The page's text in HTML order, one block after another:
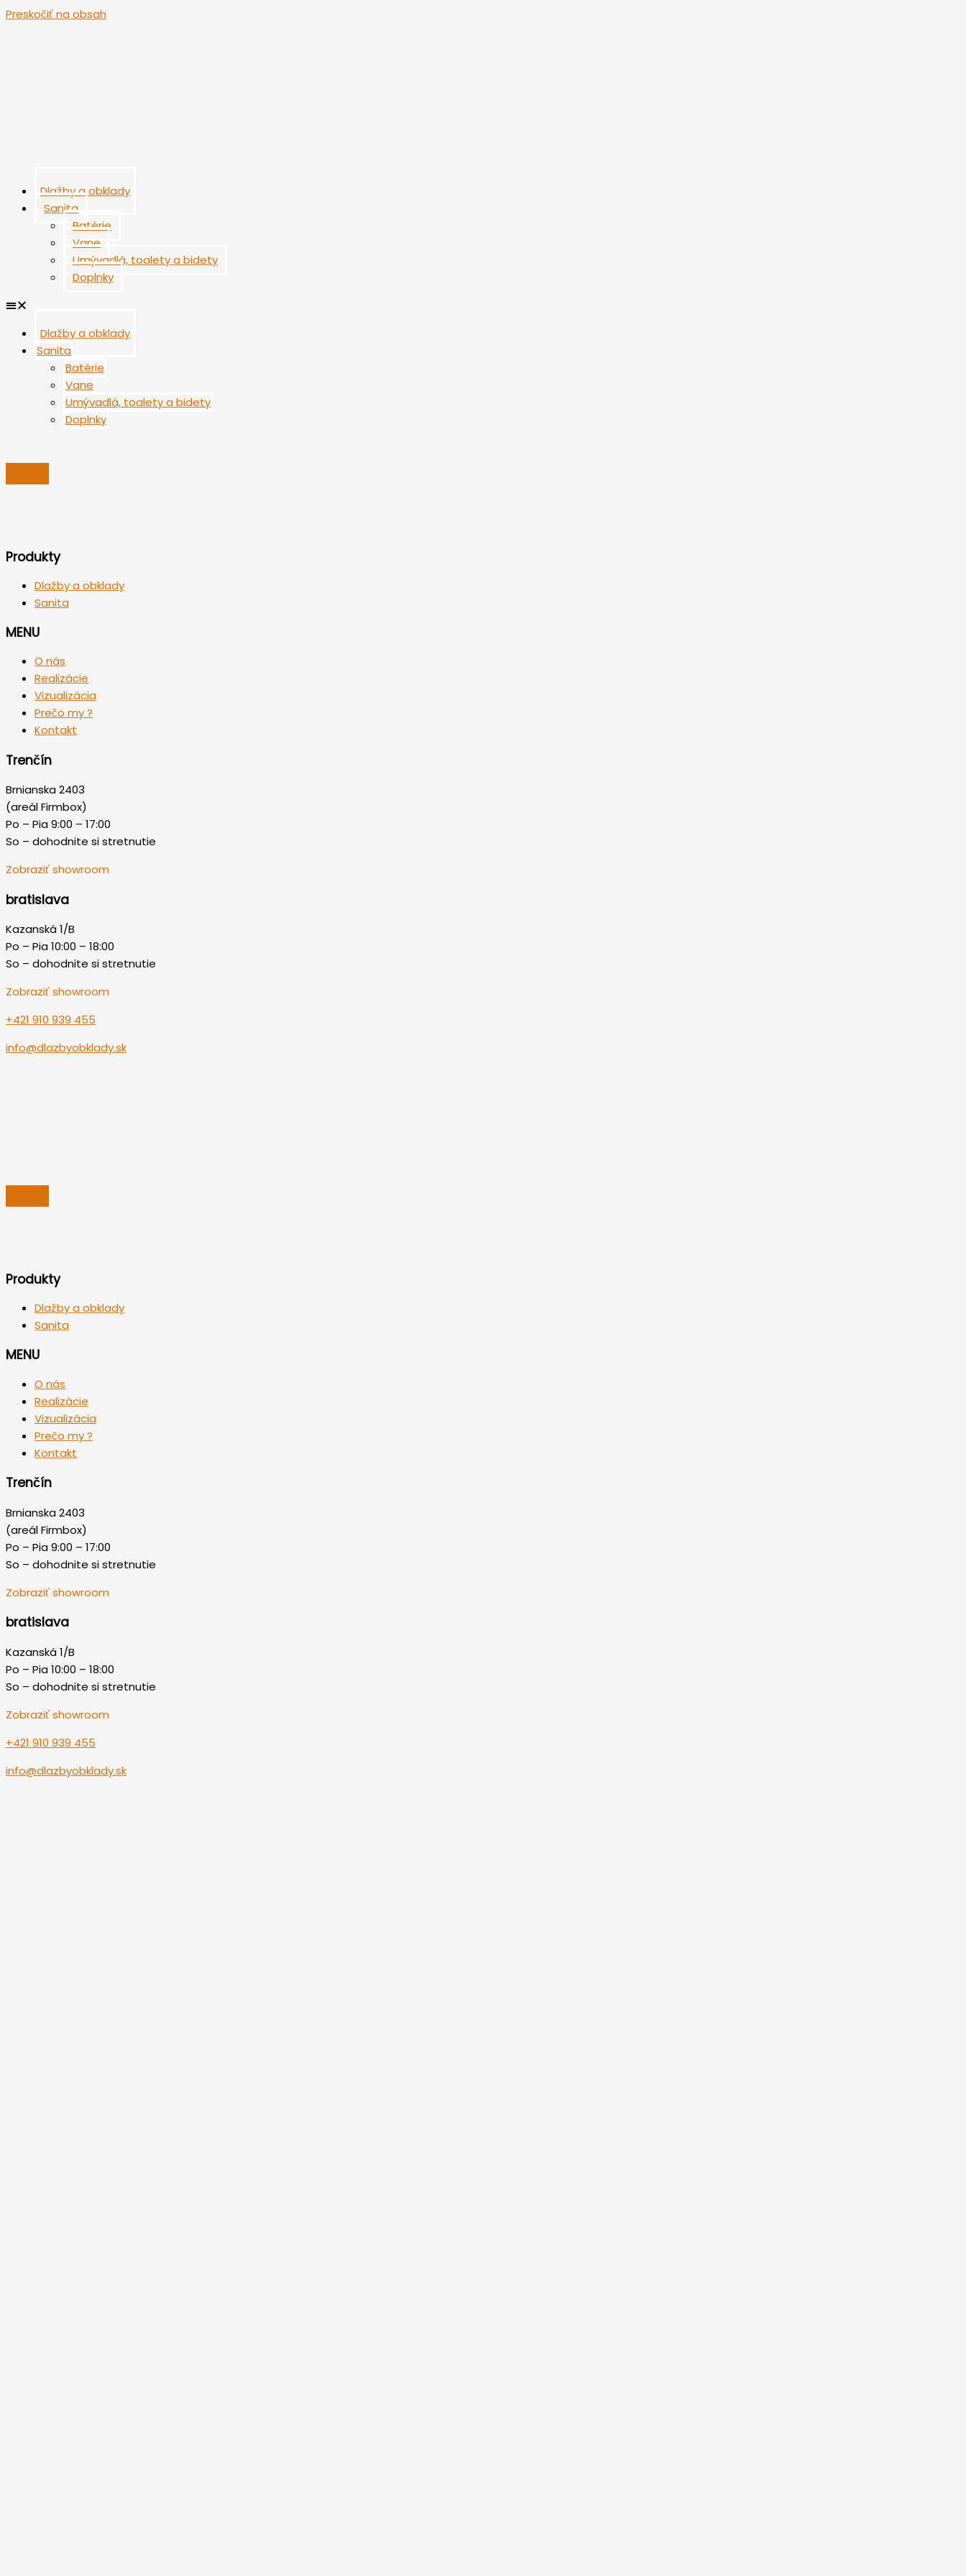
Preskočiť na obsah
Dlažby a obklady
Sanita
Batérie
Vane
Umývadlá, toalety a bidety
Doplnky
Dlažby a obklady
Sanita
Batérie
Vane
Umývadlá, toalety a bidety
Doplnky
Produkty
Dlažby a obklady
Sanita
MENU
O nás
Realizácie
Vizualizácia
Prečo my ?
Kontakt
Trenčín
Brnianska 2403
(areál Firmbox)
Po – Pia 9:00 – 17:00
So – dohodnite si stretnutie
Zobraziť showroom
bratislava
Kazanská 1/B
Po – Pia 10:00 – 18:00
So – dohodnite si stretnutie
Zobraziť showroom
+421 910 939 455
info@dlazbyobklady.sk
Produkty
Dlažby a obklady
Sanita
MENU
O nás
Realizácie
Vizualizácia
Prečo my ?
Kontakt
Trenčín
Brnianska 2403
(areál Firmbox)
Po – Pia 9:00 – 17:00
So – dohodnite si stretnutie
Zobraziť showroom
bratislava
Kazanská 1/B
Po – Pia 10:00 – 18:00
So – dohodnite si stretnutie
Zobraziť showroom
+421 910 939 455
info@dlazbyobklady.sk